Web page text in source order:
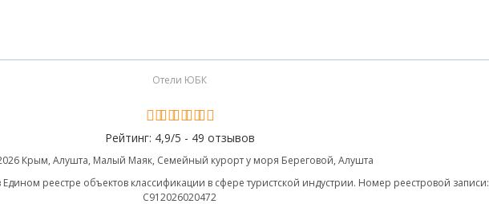
Отели ЮБК
Рейтинг: 4,9/5 - 49 отзывов
Крым, Алушта, Малый Маяк, Семейный курорт у моря Береговой, Алушта
реестре объектов классификации в сфере туристской индустрии. Номер реестровой записи:
С912026020472